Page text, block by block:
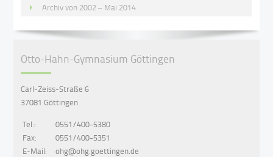
Archiv von 2002 – Mai 2014
Otto-Hahn-Gymnasium Göttingen
Carl-Zeiss-Straße 6
37081 Göttingen
Tel.:
0551/400-5380
Fax:
0551/400-5351
E-Mail:
ohg@ohg.goettingen.de